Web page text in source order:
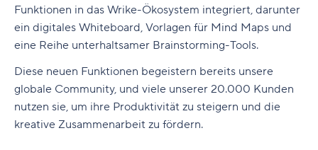
Funktionen in das Wrike-Ökosystem integriert, darunter
ein digitales Whiteboard, Vorlagen für Mind Maps und
eine Reihe unterhaltsamer Brainstorming-Tools.
Diese neuen Funktionen begeistern bereits unsere
globale Community, und viele unserer 20.000 Kunden
nutzen sie, um ihre Produktivität zu steigern und die
kreative Zusammenarbeit zu fördern.